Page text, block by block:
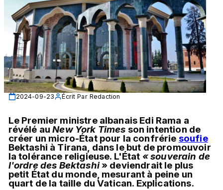
2024-09-23 Écrit Par Redaction
Le Premier ministre albanais Edi Rama a
révélé au New York Times son intention de
créer un micro-État pour la confrérie soufie
Bektashi à Tirana, dans le but de promouvoir
la tolérance religieuse. L'État «souverain de
l'ordre des Bektashi » deviendrait le plus
petit État du monde, mesurant à peine un
quart de la taille du Vatican. Explications.